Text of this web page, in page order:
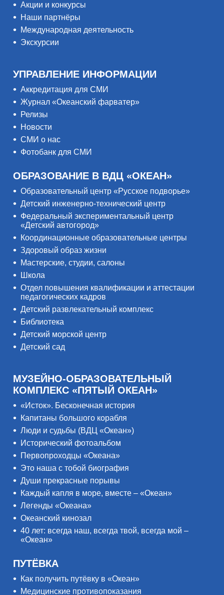
Акции и конкурсы
Наши партнёры
Международная деятельность
Экскурсии
УПРАВЛЕНИЕ ИНФОРМАЦИИ
Аккредитация для СМИ
Журнал «Океанский фарватер»
Релизы
Новости
СМИ о нас
Фотобанк для СМИ
ОБРАЗОВАНИЕ В ВДЦ «ОКЕАН»
Образовательный центр «Русское подворье»
Детский инженерно-технический центр
Федеральный экспериментальный центр
«Детский автогород»
Координационные образовательные центры
Здоровый образ жизни
Мастерские, студии, салоны
Школа
Отдел повышения квалификации и аттестации
педагогических кадров
Детский развлекательный комплекс
Библиотека
Детский морской центр
Детский сад
МУЗЕЙНО-ОБРАЗОВАТЕЛЬНЫЙ
КОМПЛЕКС «ПЯТЫЙ ОКЕАН»
«Исток». Бесконечная история
Капитаны большого корабля
Люди и судьбы (ВДЦ «Океан»)
Исторический фотоальбом
Первопроходцы «Океана»
Это наша с тобой биография
Души прекрасные порывы
Каждый капля в море, вместе – «Океан»
Легенды «Океана»
Океанский кинозал
40 лет: всегда наш, всегда твой, всегда мой –
«Океан»
ПУТЁВКА
Как получить путёвку в «Океан»
Медицинские противопоказания